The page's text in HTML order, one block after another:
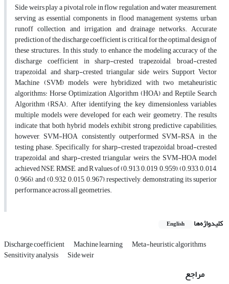
Side weirs play a pivotal role in flow regulation and water measurement,
serving as essential components in flood management systems, urban
runoff collection, and irrigation and drainage networks. Accurate
prediction of the discharge coefficient is critical for the optimal design of
these structures. In this study, to enhance the modeling accuracy of the
discharge coefficient in sharp-crested trapezoidal, broad-crested
trapezoidal, and sharp-crested triangular side weirs, Support Vector
Machine (SVM) models were hybridized with two metaheuristic
algorithms: Horse Optimization Algorithm (HOA) and Reptile Search
Algorithm (RSA). After identifying the key dimensionless variables,
multiple models were developed for each weir geometry. The results
indicate that both hybrid models exhibit strong predictive capabilities;
however, SVM-HOA consistently outperformed SVM-RSA in the
testing phase. Specifically, for sharp-crested trapezoidal, broad-crested
trapezoidal, and sharp-crested triangular weirs, the SVM-HOA model
achieved NSE, RMSE, and R values of (0.913, 0.019, 0.959), (0.933, 0.014,
0.966), and (0.932, 0.015, 0.967), respectively, demonstrating its superior
performance across all geometries.
کلیدواژه‌ها English
Discharge coefficient Machine learning Meta-heuristic algorithms
Sensitivity analysis Side weir
مراجع